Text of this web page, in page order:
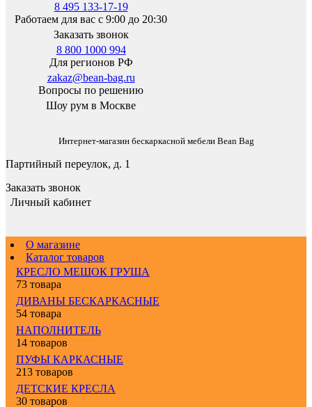
8 495 133-17-19
Работаем для вас с 9:00 до 20:30
Заказать звонок
8 800 1000 994
Для регионов РФ
zakaz@bean-bag.ru
Вопросы по решению
Шоу рум в Москве
Интернет-магазин бескаркасной мебели Bean Bag
Партийный переулок, д. 1
Заказать звонок
Личный кабинет
О магазине
Каталог товаров
КРЕСЛО МЕШОК ГРУША
73 товара
ДИВАНЫ БЕСКАРКАСНЫЕ
54 товара
НАПОЛНИТЕЛЬ
14 товаров
ПУФЫ КАРКАСНЫЕ
213 товаров
ДЕТСКИЕ КРЕСЛА
30 товаров